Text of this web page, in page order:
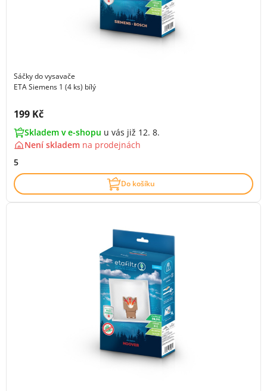
Sáčky do vysavače
ETA Siemens 1 (4 ks) bílý
Cena s DPH:
199 Kč
Skladem v e-shopu u vás již 12. 8.
Není skladem na prodejnách
5
Do košíku